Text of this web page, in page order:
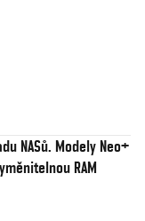
NASů. Modely Neo+
RAM